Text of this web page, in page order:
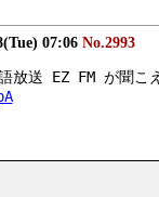
07:06 No.2993
放送 EZ FM が聞こ